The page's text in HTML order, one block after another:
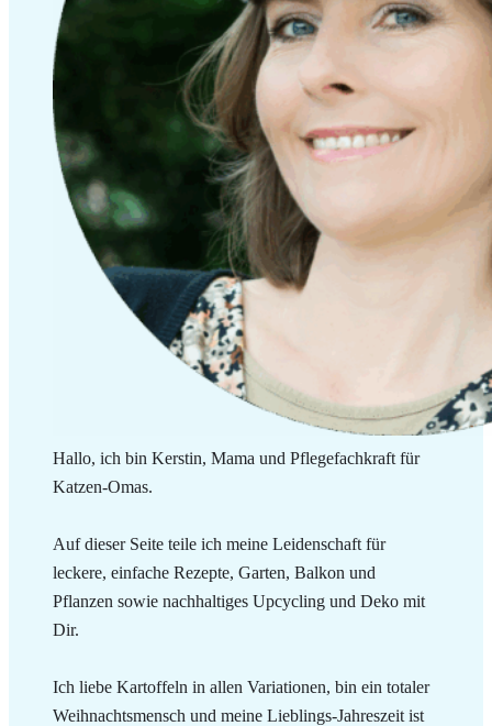
Hallo, ich bin Kerstin, Mama und Pflegefachkraft für
Katzen-Omas.
Auf dieser Seite teile ich meine Leidenschaft für
leckere, einfache Rezepte, Garten, Balkon und
Pflanzen sowie nachhaltiges Upcycling und Deko mit
Dir.
Ich liebe Kartoffeln in allen Variationen, bin ein totaler
Weihnachtsmensch und meine Lieblings-Jahreszeit ist